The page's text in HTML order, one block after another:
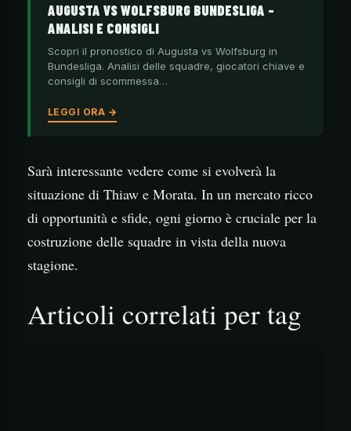
AUGUSTA VS WOLFSBURG BUNDESLIGA –
ANALISI E CONSIGLI
Scopri il pronostico di Augusta vs Wolfsburg in
Bundesliga. Analisi delle squadre, giocatori chiave e
consigli di scommessa…
LEGGI ORA →
Sarà interessante vedere come si evolverà la
situazione di Thiaw e Morata. In un mercato ricco
di opportunità e sfide, ogni giorno è cruciale per la
costruzione delle squadre in vista della nuova
stagione.
Articoli correlati per tag